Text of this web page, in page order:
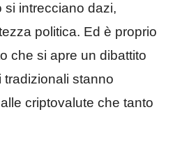
intrecciano dazi,
politica. Ed è proprio
che si apre un dibattito
tradizionali stanno
criptovalute che tanto